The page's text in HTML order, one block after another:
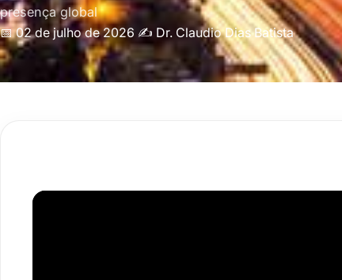
presença global
📅 02 de julho de 2026 ✍️ Dr. Claudio Dias Batista